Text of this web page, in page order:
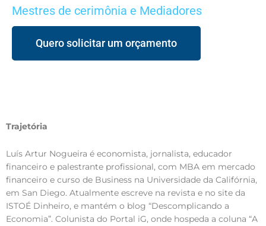
Mestres de cerimônia e Mediadores
Quero solicitar um orçamento
Trajetória
Luís Artur Nogueira é economista, jornalista, educador
financeiro e palestrante profissional, com MBA em mercado
financeiro e curso de Business na Universidade da Califórnia,
em San Diego. Atualmente escreve na revista e no site da
ISTOÉ Dinheiro, e mantém o blog “Descomplicando a
Economia”. Colunista do Portal iG, onde hospeda a coluna “A